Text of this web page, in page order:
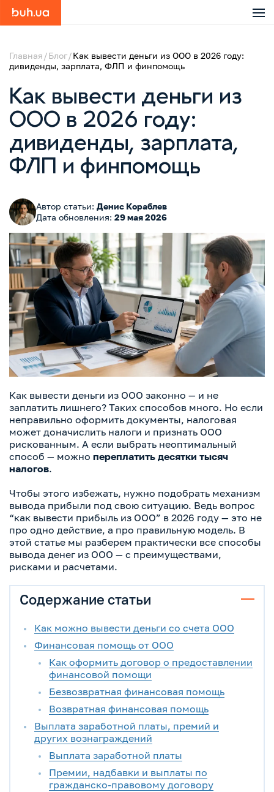
Главная Блог Как вывести деньги из ООО в 2026 году:
дивиденды, зарплата, ФЛП и финпомощь
Как вывести деньги из
ООО в 2026 году:
дивиденды, зарплата,
ФЛП и финпомощь
Автор статьи: Денис Кораблев
Дата обновления: 29 мая 2026
Как вывести деньги из ООО законно — и не
заплатить лишнего? Таких способов много. Но если
неправильно оформить документы, налоговая
может доначислить налоги и признать ООО
рискованным. А если выбрать неоптимальный
способ — можно переплатить десятки тысяч
налогов.
Чтобы этого избежать, нужно подобрать механизм
вывода прибыли под свою ситуацию. Ведь вопрос
“как вывести прибыль из ООО” в 2026 году — это не
про одно действие, а про правильную модель. В
этой статье мы разберем практически все способы
вывода денег из ООО — с преимуществами,
рисками и расчетами.
Содержание статьи
Как можно вывести деньги со счета ООО
Финансовая помощь от ООО
Как оформить договор о предоставлении
финансовой помощи
Безвозвратная финансовая помощь
Возвратная финансовая помощь
Выплата заработной платы, премий и
других вознаграждений
Выплата заработной платы
Премии, надбавки и выплаты по
гражданско-правовому договору